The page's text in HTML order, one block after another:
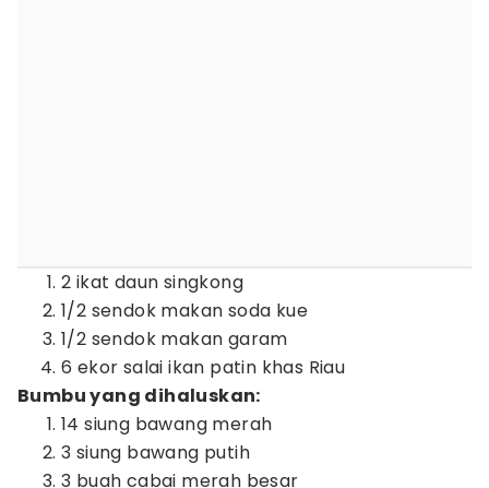
2 ikat daun singkong
1/2 sendok makan soda kue
1/2 sendok makan garam
6 ekor salai ikan patin khas Riau
Bumbu yang dihaluskan:
14 siung bawang merah
3 siung bawang putih
3 buah cabai merah besar